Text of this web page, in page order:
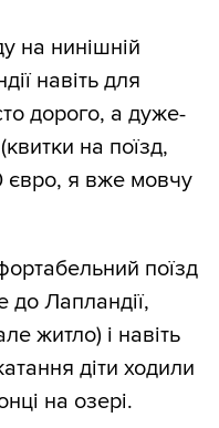
на нинішній
навіть для
дорого, а дуже-
на поїзд,
євро, я вже мовчу
поїзд
до Лапландії,
житло) і навіть
діти ходили
на озері.